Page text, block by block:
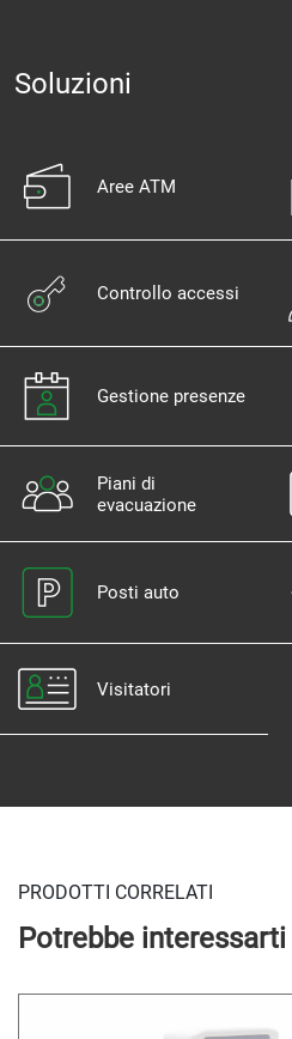
Soluzioni
Aree ATM
Controllo accessi
Gestione presenze
Piani di
evacuazione
Posti auto
Visitatori
PRODOTTI CORRELATI
Potrebbe